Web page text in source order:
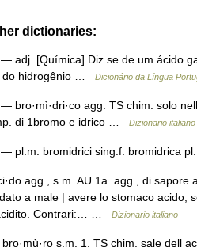
dictionaries:
— adj. [Química] Diz se de um ácido
do hidrogênio …
Dicionário da Língua
— bro·mì·dri·co agg. TS chim. solo
di 1bromo e idrico …
Dizionario italiano
— pl.m. bromidrici sing.f. bromidrica
agg., s.m. AU 1a. agg., di sapore
a male | avere lo stomaco acido,
Contrari:… …
Dizionario italiano
s.m. 1. TS chim. sale dell